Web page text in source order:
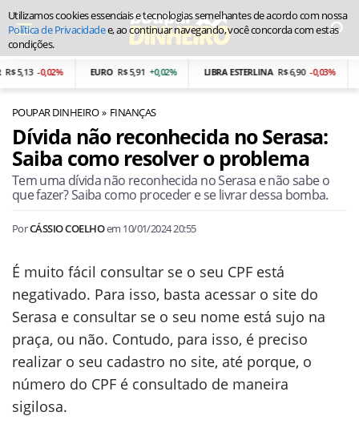
5,13 -0,02% EURO R$ 5,91 +0,02% LIBRA ESTERLINA R$ 6,90 -0,03%
POUPAR DINHEIRO FINANÇAS
Dívida não reconhecida no Serasa:
Saiba como resolver o problema
Tem uma dívida não reconhecida no Serasa e não sabe o
que fazer? Saiba como proceder e se livrar dessa bomba.
PorCÁSSIO COELHOem 10/01/2024 20:55
É muito fácil consultar se o seu CPF está
negativado. Para isso, basta acessar o site do
Serasa e consultar se o seu nome está sujo na
praça, ou não. Contudo, para isso, é preciso
realizar o seu cadastro no site, até porque, o
número do CPF é consultado de maneira
sigilosa.
Utilizamos cookies essenciais e tecnologias semelhantes de acordo com nossa
Política de Privacidadee, ao continuar navegando, você concorda com estas
condições.